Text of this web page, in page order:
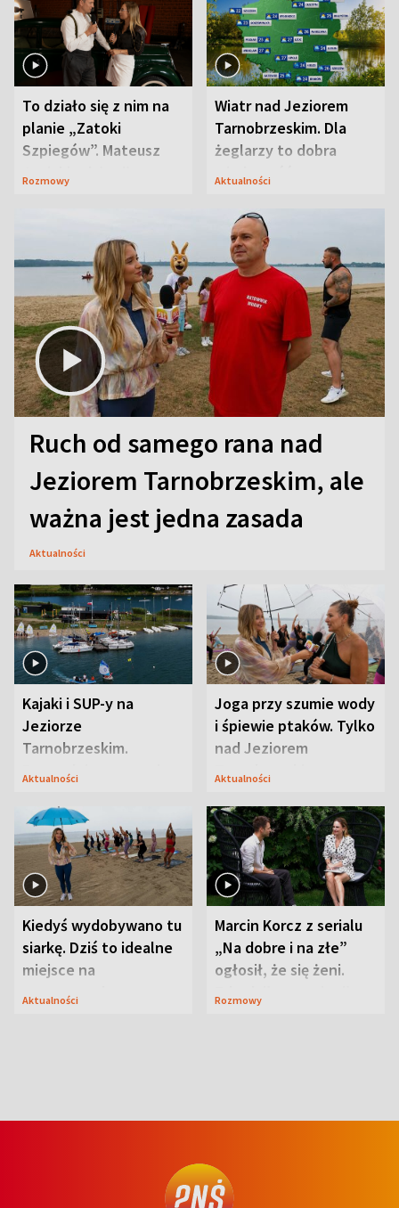
To działo się z nim na
planie „Zatoki
Szpiegów”. Mateusz
Janicki odsłonił
Rozmowy
Wiatr nad Jeziorem
Tarnobrzeskim. Dla
żeglarzy to dobra
wiadomość
Aktualności
Ruch od samego rana nad
Jeziorem Tarnobrzeskim, ale
ważna jest jedna zasada
Aktualności
Kajaki i SUP-y na
Jeziorze
Tarnobrzeskim.
Przyrodnicy zwracają
Aktualności
Joga przy szumie wody
i śpiewie ptaków. Tylko
nad Jeziorem
Tarnobrzeskim
Aktualności
Kiedyś wydobywano tu
siarkę. Dziś to idealne
miejsce na
wypoczynek
Aktualności
Marcin Korcz z serialu
„Na dobre i na złe”
ogłosił, że się żeni.
Zdradził, co zmienił
Rozmowy